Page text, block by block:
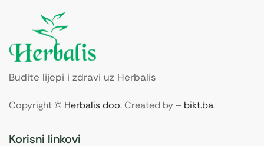
Budite lijepi i zdravi uz Herbalis
Copyright © Herbalis doo. Created by – bikt.ba.
Korisni linkovi